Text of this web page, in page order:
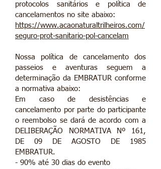
protocolos sanitários e política de
cancelamentos no site abaixo:
https://www.acaonaturaltrilheiros.com/
seguro-prot-sanitario-pol-cancelam
Nossa política de cancelamento dos
passeios e aventuras seguem a
determinação da EMBRATUR conforme
a normativa abaixo:
​Em caso de desistências e
cancelamento por parte do participante
o reembolso se dará de acordo com a
DELIBERAÇÃO NORMATIVA Nº 161,
DE 09 DE AGOSTO DE 1985
EMBRATUR.
- 90% até 30 dias do evento